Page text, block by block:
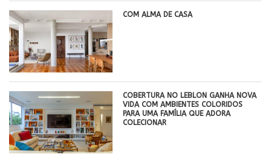
COM ALMA DE CASA
COBERTURA NO LEBLON GANHA NOVA
VIDA COM AMBIENTES COLORIDOS
PARA UMA FAMÍLIA QUE ADORA
COLECIONAR